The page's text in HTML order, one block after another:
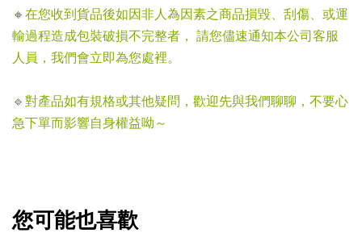
🔸在您收到貨品後如因非人為因素之商品損毀、刮傷、或運
輸過程造成包裝破損不完整者， 請您儘速通知本公司客服
人員，我們會立即為您處裡。
🔹對產品如有規格或其他疑問，歡迎先與我們聊聊，不要心
急下單而影響自身權益呦～
您可能也喜歡